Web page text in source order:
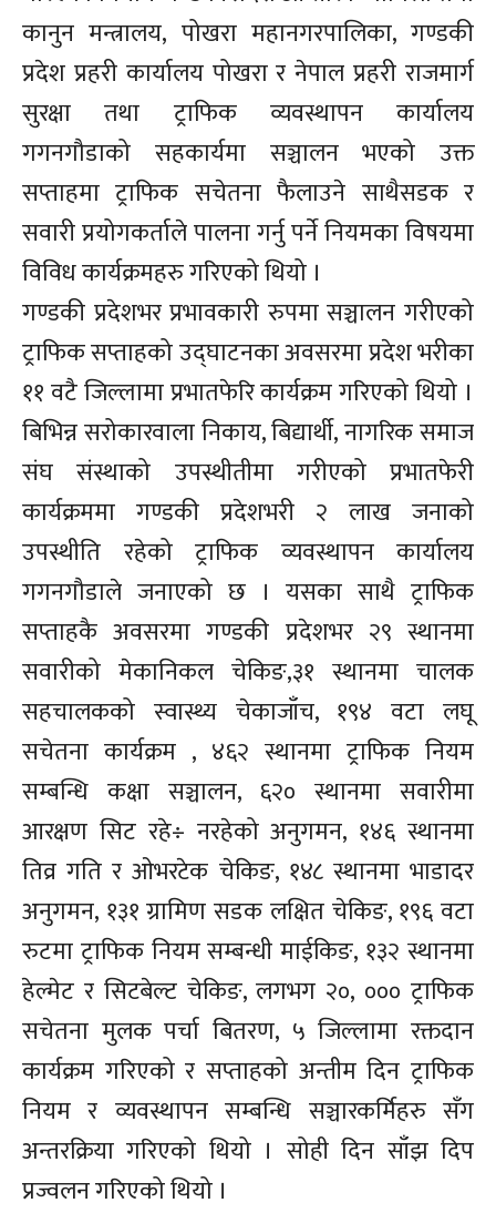
कानुन मन्त्रालय, पोखरा महानगरपालिका, गण्डकी
प्रदेश प्रहरी कार्यालय पोखरा र नेपाल प्रहरी राजमार्ग
सुरक्षा तथा ट्राफिक व्यवस्थापन कार्यालय
गगनगौडाको सहकार्यमा सञ्चालन भएको उक्त
सप्ताहमा ट्राफिक सचेतना फैलाउने साथैसडक र
सवारी प्रयोगकर्ताले पालना गर्नु पर्ने नियमका विषयमा
विविध कार्यक्रमहरु गरिएको थियो ।
गण्डकी प्रदेशभर प्रभावकारी रुपमा सञ्चालन गरीएको
ट्राफिक सप्ताहको उद्घाटनका अवसरमा प्रदेश भरीका
११ वटै जिल्लामा प्रभातफेरि कार्यक्रम गरिएको थियो ।
बिभिन्न सरोकारवाला निकाय, बिद्यार्थी, नागरिक समाज
संघ संस्थाको उपस्थीतीमा गरीएको प्रभातफेरी
कार्यक्रममा गण्डकी प्रदेशभरी २ लाख जनाको
उपस्थीति रहेको ट्राफिक व्यवस्थापन कार्यालय
गगनगौडाले जनाएको छ । यसका साथै ट्राफिक
सप्ताहकै अवसरमा गण्डकी प्रदेशभर २९ स्थानमा
सवारीको मेकानिकल चेकिङ,३१ स्थानमा चालक
सहचालकको स्वास्थ्य चेकाजाँच, १९४ वटा लघू
सचेतना कार्यक्रम , ४६२ स्थानमा ट्राफिक नियम
सम्बन्धि कक्षा सञ्चालन, ६२० स्थानमा सवारीमा
आरक्षण सिट रहे÷ नरहेको अनुगमन, १४६ स्थानमा
तिव्र गति र ओभरटेक चेकिङ, १४८ स्थानमा भाडादर
अनुगमन, १३१ ग्रामिण सडक लक्षित चेकिङ, १९६ वटा
रुटमा ट्राफिक नियम सम्बन्धी माईकिङ, १३२ स्थानमा
हेल्मेट र सिटबेल्ट चेकिङ, लगभग २०, ००० ट्राफिक
सचेतना मुलक पर्चा बितरण, ५ जिल्लामा रक्तदान
कार्यक्रम गरिएको र सप्ताहको अन्तीम दिन ट्राफिक
नियम र व्यवस्थापन सम्बन्धि सञ्चारकर्मिहरु सँग
अन्तरक्रिया गरिएको थियो । सोही दिन साँझ दिप
प्रज्वलन गरिएको थियो ।